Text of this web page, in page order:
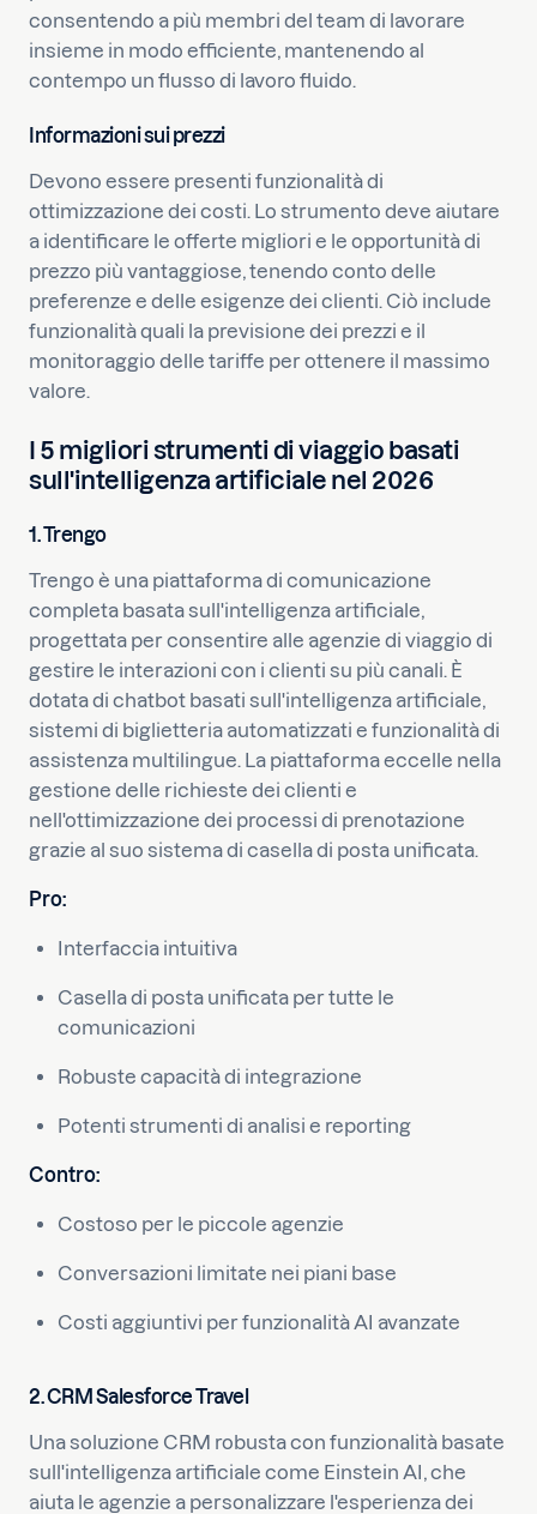
consentendo a più membri del team di lavorare
insieme in modo efficiente, mantenendo al
contempo un flusso di lavoro fluido.
Informazioni sui prezzi
Devono essere presenti funzionalità di
ottimizzazione dei costi. Lo strumento deve aiutare
a identificare le offerte migliori e le opportunità di
prezzo più vantaggiose, tenendo conto delle
preferenze e delle esigenze dei clienti. Ciò include
funzionalità quali la previsione dei prezzi e il
monitoraggio delle tariffe per ottenere il massimo
valore.
I 5 migliori strumenti di viaggio basati
sull'intelligenza artificiale nel 2026
1. Trengo
Trengo è una piattaforma di comunicazione
completa basata sull'intelligenza artificiale,
progettata per consentire alle agenzie di viaggio di
gestire le interazioni con i clienti su più canali. È
dotata di chatbot basati sull'intelligenza artificiale,
sistemi di biglietteria automatizzati e funzionalità di
assistenza multilingue. La piattaforma eccelle nella
gestione delle richieste dei clienti e
nell'ottimizzazione dei processi di prenotazione
grazie al suo sistema di casella di posta unificata.
Pro:
Interfaccia intuitiva
Casella di posta unificata per tutte le
comunicazioni
Robuste capacità di integrazione
Potenti strumenti di analisi e reporting
Contro:
Costoso per le piccole agenzie
Conversazioni limitate nei piani base
Costi aggiuntivi per funzionalità AI avanzate
2. CRM Salesforce Travel
Una soluzione CRM robusta con funzionalità basate
sull'intelligenza artificiale come Einstein AI, che
aiuta le agenzie a personalizzare l'esperienza dei